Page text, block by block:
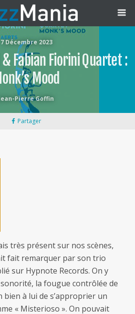
7 Décembre 2023
Fabian Fiorini Quartet :
Mood
Pierre Goffin
Partager
très présent sur nos scènes,
fait remarquer par son trio
sur Hypnote Records. On y
la fougue contrôlée de
bien à lui de s’approprier un
« Misterioso ». On pouvait